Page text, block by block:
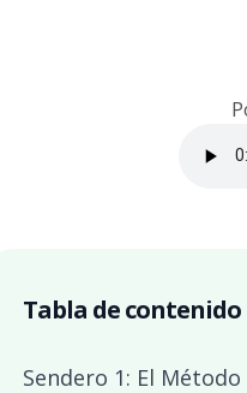
Tabla de contenido
Sendero 1: El